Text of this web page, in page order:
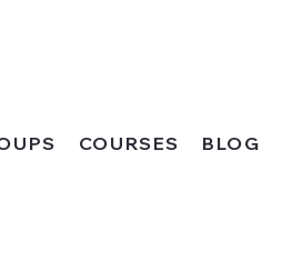
COURSES BLOG